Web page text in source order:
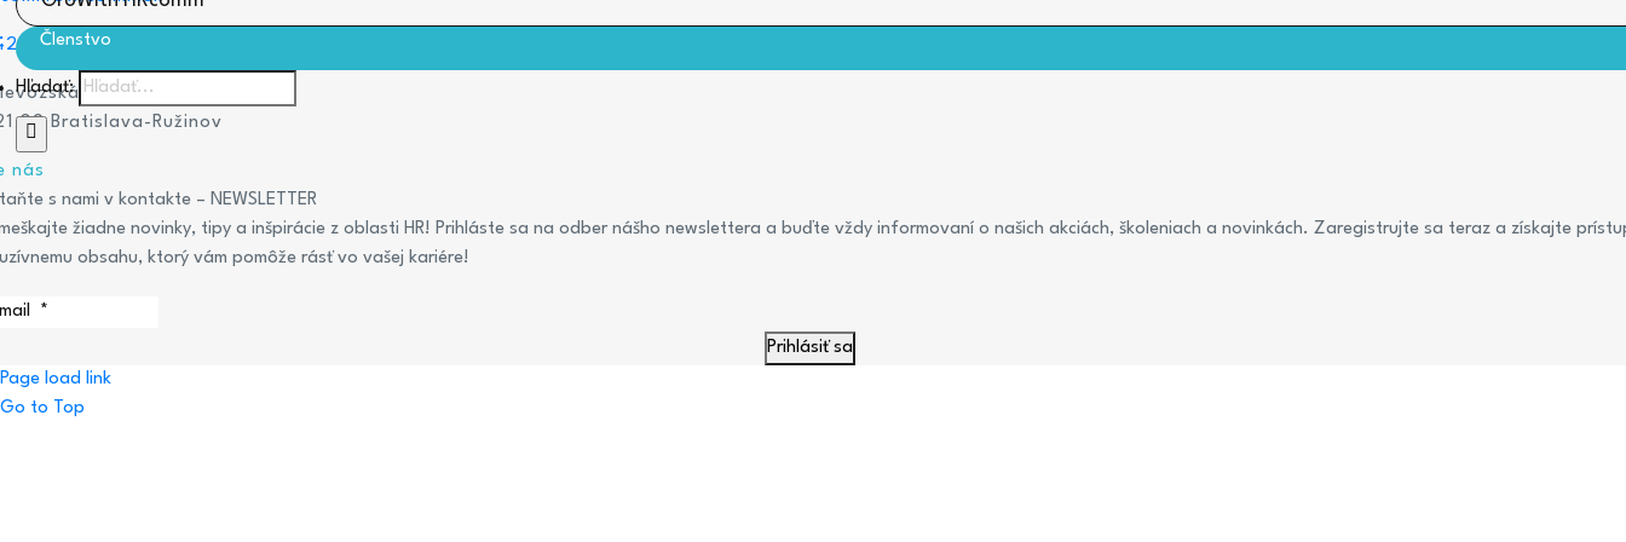
Členstvo
Hľadať:
947 921 280
5434/6A,
09 Bratislava-Ružinov
nás
s nami v kontakte – NEWSLETTER
žiadne novinky, tipy a inšpirácie z oblasti HR! Prihláste sa na odber nášho newslettera a buďte vždy informovaní o našich akciách, školeniach a novinkách. Zaregistrujte sa teraz a získajte
obsahu, ktorý vám pomôže rásť vo vašej kariére!
Prihlásiť sa
Page load link
Go to Top